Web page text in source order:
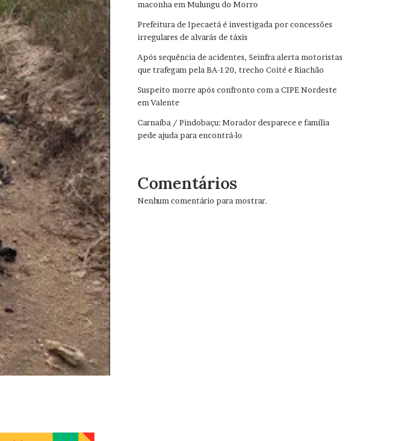
maconha em Mulungu do Morro
Prefeitura de Ipecaetá é investigada por concessões
irregulares de alvarás de táxis
Após sequência de acidentes, Seinfra alerta motoristas
que trafegam pela BA-120, trecho Coité e Riachão
Suspeito morre após confronto com a CIPE Nordeste
em Valente
Carnaíba / Pindobaçu: Morador desparece e família
pede ajuda para encontrá-lo
Comentários
Nenhum comentário para mostrar.